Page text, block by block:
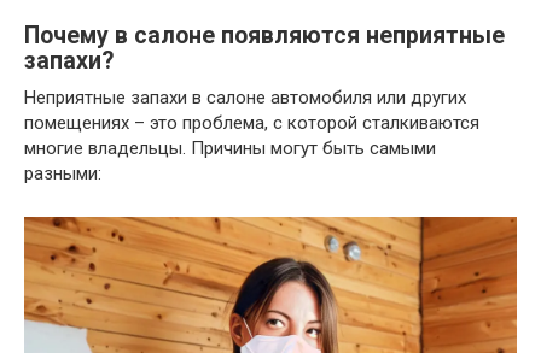
Почему в салоне появляются неприятные
запахи?
Неприятные запахи в салоне автомобиля или других
помещениях – это проблема, с которой сталкиваются
многие владельцы. Причины могут быть самыми
разными: